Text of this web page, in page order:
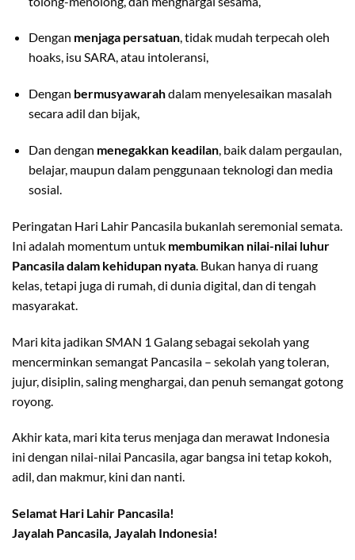
Dengan menjaga persatuan, tidak mudah terpecah oleh
hoaks, isu SARA, atau intoleransi,
Dengan bermusyawarahdalam menyelesaikan masalah
secara adil dan bijak,
Dan dengan menegakkan keadilan, baik dalam pergaulan,
belajar, maupun dalam penggunaan teknologi dan media
sosial.
Peringatan Hari Lahir Pancasila bukanlah seremonial semata.
Ini adalah momentum untuk membumikan nilai-nilai luhur
Pancasila dalam kehidupan nyata . Bukan hanya di ruang
kelas, tetapi juga di rumah, di dunia digital, dan di tengah
masyarakat.
Mari kita jadikan SMAN 1 Galang sebagai sekolah yang
mencerminkan semangat Pancasila – sekolah yang toleran,
jujur, disiplin, saling menghargai, dan penuh semangat gotong
royong.
Akhir kata, mari kita terus menjaga dan merawat Indonesia
ini dengan nilai-nilai Pancasila, agar bangsa ini tetap kokoh,
adil, dan makmur, kini dan nanti.
Selamat Hari Lahir Pancasila!
Jayalah Pancasila, Jayalah Indonesia!